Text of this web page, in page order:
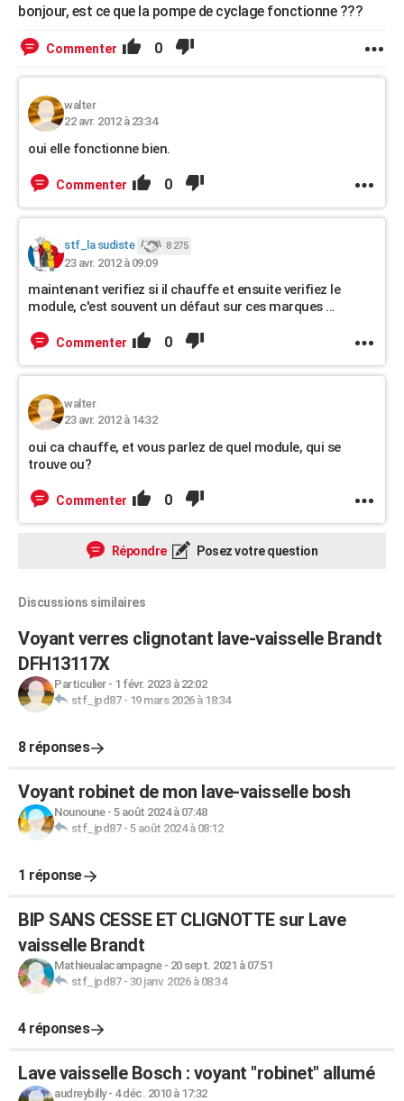
bonjour, est ce que la pompe de cyclage fonctionne ???
Commenter 0
walter
22 avr. 2012 à 23:34
oui elle fonctionne bien.
Commenter 0
stf_la sudiste 8 275
23 avr. 2012 à 09:09
maintenant verifiez si il chauffe et ensuite verifiez le
module, c'est souvent un défaut sur ces marques ...
Commenter 0
walter
23 avr. 2012 à 14:32
oui ca chauffe, et vous parlez de quel module, qui se
trouve ou?
Commenter 0
Répondre Posez votre question
Discussions similaires
Voyant verres clignotant lave-vaisselle Brandt
DFH13117X
Particulier- 1 févr. 2023 à 22:02
stf_jpd87- 19 mars 2026 à 18:34
8 réponses
Voyant robinet de mon lave-vaisselle bosh
Nounoune- 5 août 2024 à 07:48
stf_jpd87- 5 août 2024 à 08:12
1 réponse
BIP SANS CESSE ET CLIGNOTTE sur Lave
vaisselle Brandt
Mathieualacampagne- 20 sept. 2021 à 07:51
stf_jpd87- 30 janv. 2026 à 08:34
4 réponses
Lave vaisselle Bosch : voyant "robinet" allumé
audreybilly- 4 déc. 2010 à 17:32